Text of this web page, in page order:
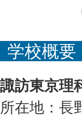
学校概要
諏訪東京理
所在地：長